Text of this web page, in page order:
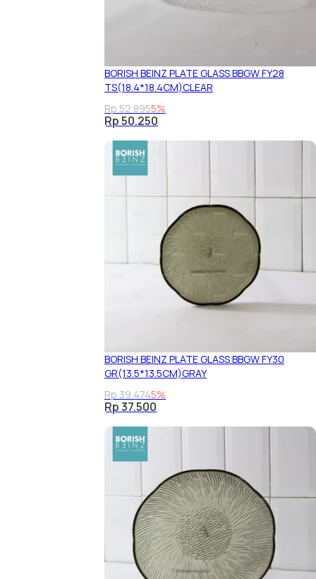
BORISH BEINZ PLATE GLASS BBGW FY28
TS(18.4*18.4CM)CLEAR
Rp 52.8955%
Rp 50.250
BORISH BEINZ PLATE GLASS BBGW FY30
GR(13.5*13.5CM)GRAY
Rp 39.4745%
Rp 37.500